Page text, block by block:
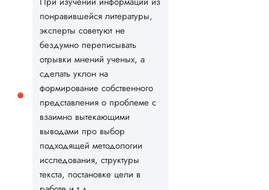
понравившейся литературы,
эксперты советуют не
бездумно переписывать
отрывки мнений ученых, а
сделать уклон на
формирование собственного
представления о проблеме с
взаимно вытекающими
выводами про выбор
подходящей методологии
исследования, структуры
текста, постановке цели в